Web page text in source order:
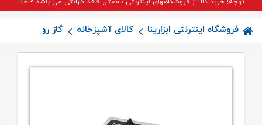
توجه! خرید کالا از فروشگاههای اینترنتی نامعتبر فاقد گارانتی می باشد.>اطلاعات
فروشگاه اینترنتی ابزارینا کالای آشپزخانه گاز رومیزی